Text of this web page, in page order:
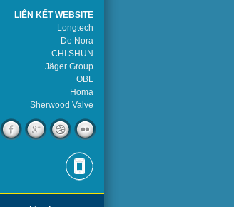
LIÊN KẾT WEBSITE
Longtech
De Nora
CHI SHUN
Jäger Group
OBL
Homa
Sherwood Valve